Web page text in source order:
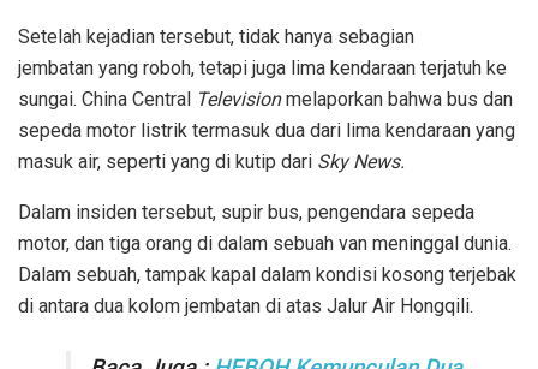
Setelah kejadian tersebut, tidak hanya sebagian
jembatan yang roboh, tetapi juga lima kendaraan terjatuh ke
sungai. China Central Televisionmelaporkan bahwa bus dan
sepeda motor listrik termasuk dua dari lima kendaraan yang
masuk air, seperti yang di kutip dari Sky News.
Dalam insiden tersebut, supir bus, pengendara sepeda
motor, dan tiga orang di dalam sebuah van meninggal dunia.
Dalam sebuah, tampak kapal dalam kondisi kosong terjebak
di antara dua kolom jembatan di atas Jalur Air Hongqili.